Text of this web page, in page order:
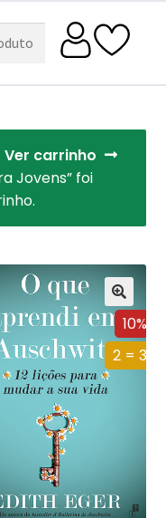
Ver carrinho
Jovens” foi
10%
2 = 3